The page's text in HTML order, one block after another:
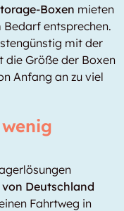
Boxen mieten
entsprechen.
mit der
die Größe der Boxen
Anfang an zu viel
Deutschland
Fahrtweg in